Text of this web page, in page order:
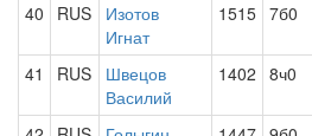
40 RUS
Изотов
Игнат
1515 7б0
41 RUS
Швецов
Василий
1402 8ч0